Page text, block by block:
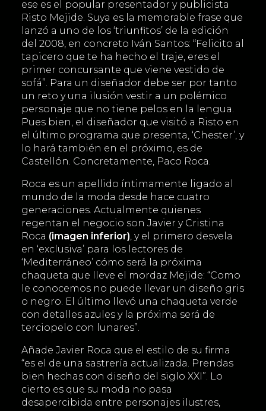
ese es el popular presentador y publicista
Risto Mejide. Suya es la memorable frase que
lanzó a uno de los ‘triunfitos’ de la edición
del 2008, en concreto Iván Santos: “Felicito al
tapicero que te ha hecho el traje, eres el
primer concursante que viene vestido de
sofá”. Para un diseñador debe ser por tanto
un reto y una ilusión vestir a un polémico
personaje que no tiene pelos en la lengua.
Pues bien, el diseñador que visitó a Risto en
el último programa que presenta, ‘Chester’, y
lo hará también en el próximo, es de
Castellón. Concretamente, Paco Roca.
Roca es un apellido íntimamente ligado al
mundo de la moda desde hace cuatro
generaciones. Actualmente quienes
regentan el negocio son Javier y Cristina
Roca (imagen inferior) , y el primero desvela
en ‘exclusiva’ para los lectores de
‘Mediterráneo’ cómo será la próxima
chaqueta que lleve el mordaz Mejide: “Como
le conocemos no puede llevar un diseño gris
o negro. El último llevó una chaqueta verde
con detalles azules y la próxima será de
terciopelo con lunares”.
Añade Javier Roca que el estilo de su firma
“es el de una sastrería actualizada. Prendas
bien hechas con diseño del siglo XXI”. Lo
cierto es que su moda no pasa
desapercibida entre personajes ilustres,